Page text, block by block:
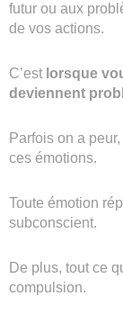
futur ou aux
de vos actions.
C’est lorsque
deviennent
Parfois on a
ces émotions.
Toute émotion
subconscient.
De plus, tout ce
compulsion.